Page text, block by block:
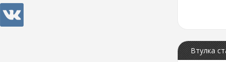
Втулка